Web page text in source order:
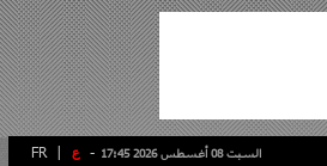
- ع FR السبت 08 أغسطس 2026 17:45